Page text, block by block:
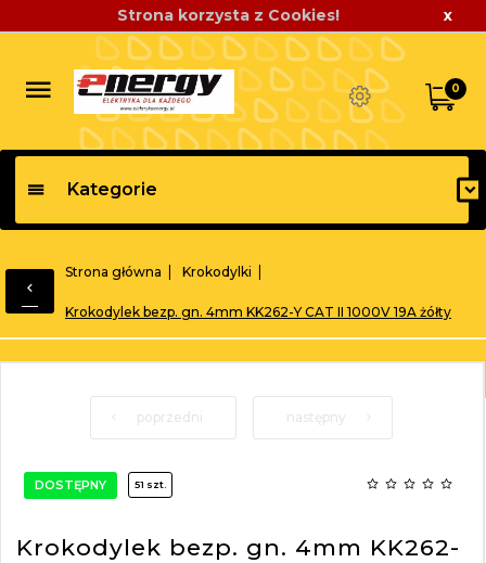
Strona korzysta z Cookies! x
0
Kategorie
Strona główna Krokodylki
Krokodylek bezp. gn. 4mm KK262-Y CAT II 1000V 19A żółty
poprzedni następny
DOSTĘPNY 51 szt.
Krokodylek bezp. gn. 4mm KK262-